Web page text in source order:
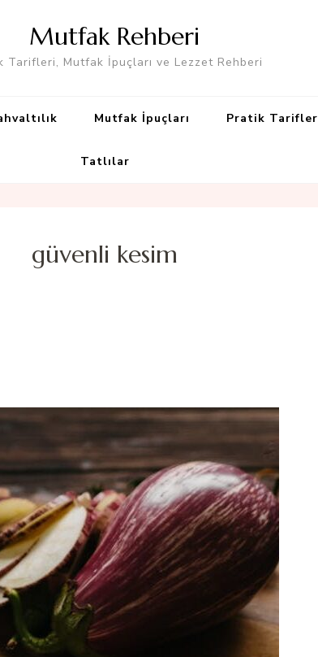
Mutfak Rehberi
Tarifleri, Mutfak İpuçları ve Lezzet Rehberi
Mutfak İpuçları Pratik Tarifler
Tatlılar
güvenli kesim